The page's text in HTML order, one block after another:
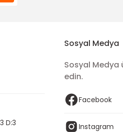
D:3
Sosyal Medya
Sosyal Medya
edin.
Facebook
Instagram